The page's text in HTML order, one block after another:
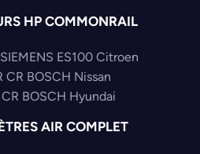
HP COMMONRAIL
ES100 Citroen
CR BOSCH Nissan
BOSCH Hyundai
AIR COMPLET